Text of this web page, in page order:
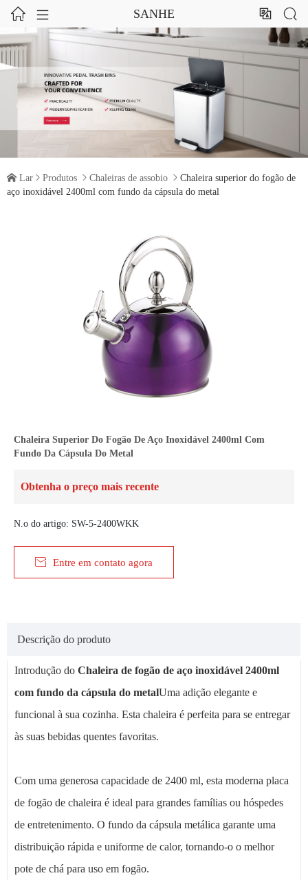
  SANHE  
 Lar  Produtos  Chaleiras de assobio  Chaleira superior do fogão de
aço inoxidável 2400ml com fundo da cápsula do metal
Chaleira Superior Do Fogão De Aço Inoxidável 2400ml Com
Fundo Da Cápsula Do Metal
Obtenha o preço mais recente
N.o do artigo: SW-5-2400WKK
 Entre em contato agora
Descrição do produto
Introdução do Chaleira de fogão de aço inoxidável 2400ml
com fundo da cápsula do metalUma adição elegante e
funcional à sua cozinha. Esta chaleira é perfeita para se entregar
às suas bebidas quentes favoritas.
Com uma generosa capacidade de 2400 ml, esta moderna placa
de fogão de chaleira é ideal para grandes famílias ou hóspedes
de entretenimento. O fundo da cápsula metálica garante uma
distribuição rápida e uniforme de calor, tornando-o o melhor
pote de chá para uso em fogão.